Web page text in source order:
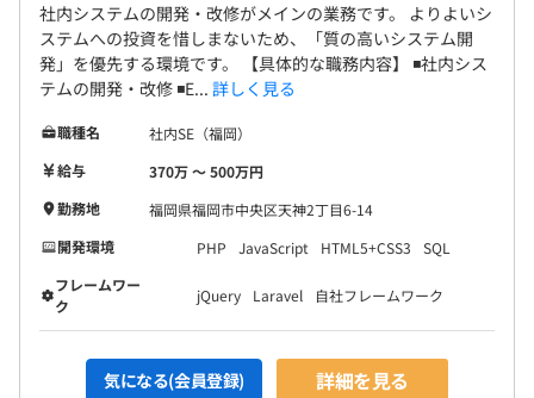
社内システムの開発・改修がメインの業務です。 よりよいシ
ステムへの投資を惜しまないため、「質の高いシステム開
発」を優先する環境です。 【具体的な職務内容】 ◾️社内シス
テムの開発・改修 ◾️E... 詳しく見る
職種名
社内SE（福岡）
給与
370万 〜 500万円
勤務地
福岡県福岡市中央区天神2丁目6-14
開発環境
PHP JavaScript HTML5+CSS3
SQL
フレームワー
ク
jQuery Laravel 自社フレームワーク
気になる(会員登録) 詳細を見る